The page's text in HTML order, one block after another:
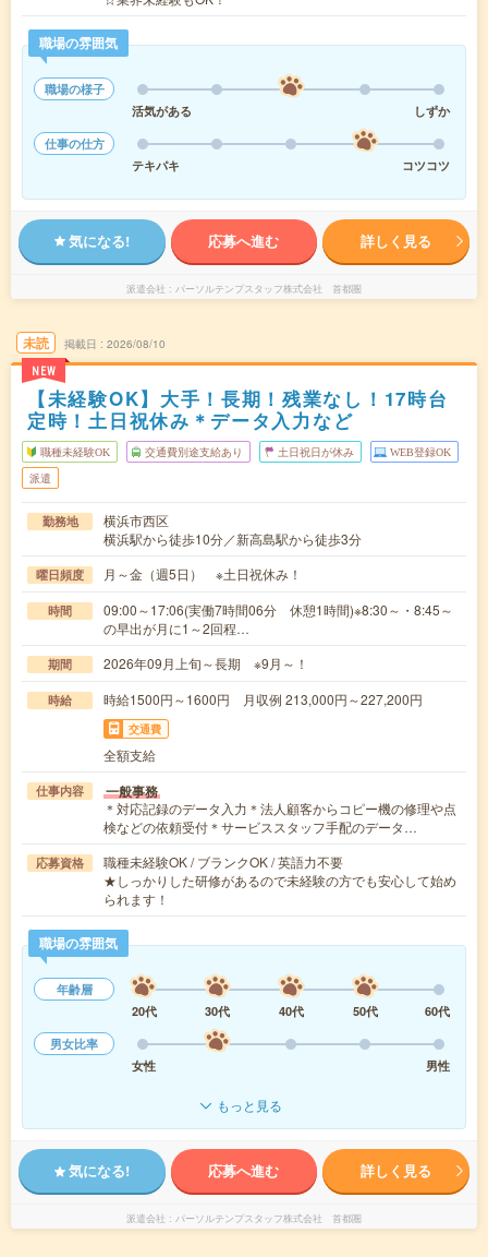
職場の雰囲気
職場の様子
活気がある
しずか
仕事の仕方
テキパキ
コツコツ
気になる! 応募へ進む 詳しく見る
派遣会社 パーソルテンプスタッフ株式会社 首都圏
未読
NEW
掲載日 2026/08/10
【未経験OK】大手！長期！残業なし！17時台
定時！土日祝休み＊データ入力など
職種未経験OK 交通費別途支給あり 土日祝日が休み WEB登録OK
派遣
勤務地
横浜市西区
横浜駅から徒歩10分／新高島駅から徒歩3分
曜日頻度 月～金（週5日） ※土日祝休み！
時間
09:00～17:06(実働7時間06分 休憩1時間)※8:30～・8:45～
の早出が月に1～2回程…
期間 2026年09月上旬～長期 ※9月～！
時給 時給1500円～1600円 月収例 213,000円～227,200円
交通費
全額支給
仕事内容 一般事務
＊対応記録のデータ入力＊法人顧客からコピー機の修理や点
検などの依頼受付＊サービススタッフ手配のデータ…
応募資格
職種未経験OK / ブランクOK / 英語力不要
★しっかりした研修があるので未経験の方でも安心して始め
られます！
職場の雰囲気
年齢層
20代
30代 40代 50代
60代
男女比率
女性
男性
もっと見る
気になる! 応募へ進む 詳しく見る
派遣会社 パーソルテンプスタッフ株式会社 首都圏